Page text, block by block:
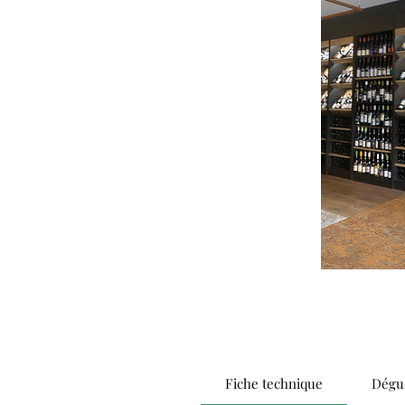
Fiche technique